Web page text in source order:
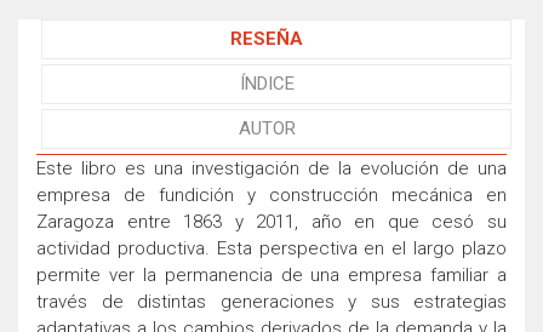
RESEÑA
ÍNDICE
AUTOR
Este libro es una investigación de la evolución de una
empresa de fundición y construcción mecánica en
Zaragoza entre 1863 y 2011, año en que cesó su
actividad productiva. Esta perspectiva en el largo plazo
permite ver la permanencia de una empresa familiar a
través de distintas generaciones y sus estrategias